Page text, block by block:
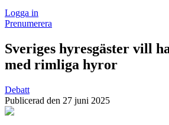
Logga in
Prenumerera
Sveriges hyresgäster vill
med rimliga hyror
Debatt
Publicerad den 27 juni 2025